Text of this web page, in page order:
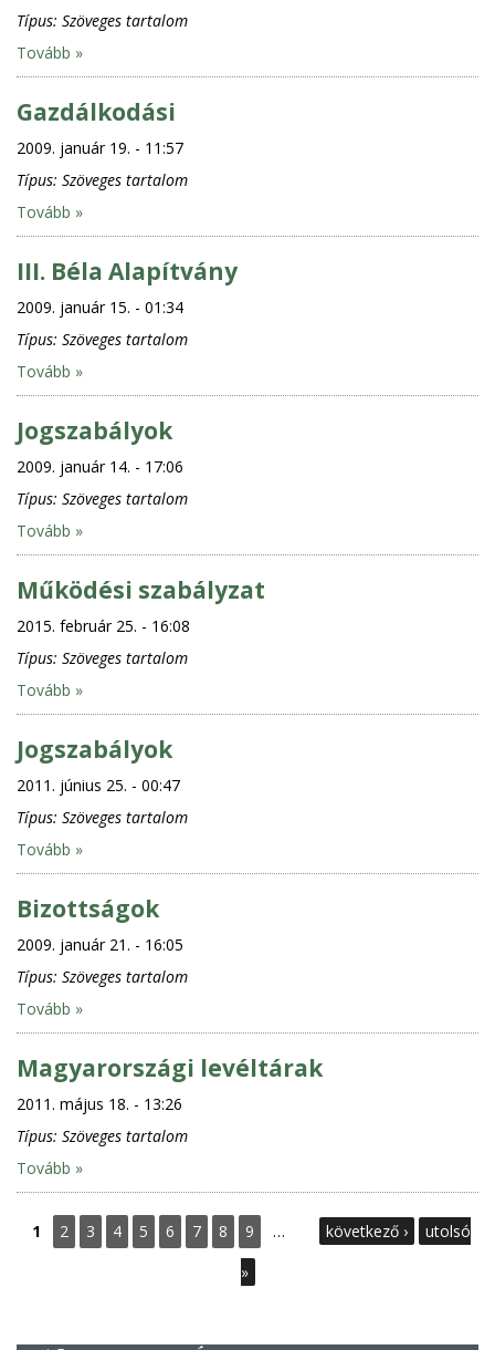
Típus: Szöveges tartalom
Tovább »
Gazdálkodási
2009. január 19. - 11:57
Típus: Szöveges tartalom
Tovább »
III. Béla Alapítvány
2009. január 15. - 01:34
Típus: Szöveges tartalom
Tovább »
Jogszabályok
2009. január 14. - 17:06
Típus: Szöveges tartalom
Tovább »
Működési szabályzat
2015. február 25. - 16:08
Típus: Szöveges tartalom
Tovább »
Jogszabályok
2011. június 25. - 00:47
Típus: Szöveges tartalom
Tovább »
Bizottságok
2009. január 21. - 16:05
Típus: Szöveges tartalom
Tovább »
Magyarországi levéltárak
2011. május 18. - 13:26
Típus: Szöveges tartalom
Tovább »
O1 2 3 4 5 6 7 8 9 … következő ›
utolsó
»